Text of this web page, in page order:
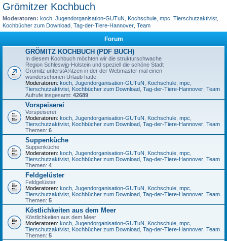
Grömitzer Kochbuch
Moderatoren: koch Jugendorganisation-GUTuN Kochschule mpc Tierschutzaktivist
Kochbücher zum Download Tag-der-Tiere-Hannover Team
Forum
GRÖMITZ KOCHBUCH (PDF BUCH)
In diesem Kochbuch möchten wir die strukturschwache
Region Schleswig-Holstein und speziell die schöne Stadt
Grömitz unterstÃ¼tzen in der der Webmaster mal einen
wunderschönen Urlaub hatte.
Moderatoren: koch, Jugendorganisation-GUTuN, Kochschule, mpc,
Tierschutzaktivist, Kochbücher zum Download, Tag-der-Tiere-Hannover, Team
Aufrufe insgesamt: 42689
Vorspeiserei
Vorspeiserei
Moderatoren: koch, Jugendorganisation-GUTuN, Kochschule, mpc,
Tierschutzaktivist, Kochbücher zum Download, Tag-der-Tiere-Hannover, Team
Themen: 6
Suppenküche
Suppenküche
Moderatoren: koch, Jugendorganisation-GUTuN, Kochschule, mpc,
Tierschutzaktivist, Kochbücher zum Download, Tag-der-Tiere-Hannover, Team
Themen: 4
Feldgelüster
Feldgelüster
Moderatoren: koch, Jugendorganisation-GUTuN, Kochschule, mpc,
Tierschutzaktivist, Kochbücher zum Download, Tag-der-Tiere-Hannover, Team
Themen: 5
Köstlichkeiten aus dem Meer
Köstlichkeiten aus dem Meer
Moderatoren: koch, Jugendorganisation-GUTuN, Kochschule, mpc,
Tierschutzaktivist, Kochbücher zum Download, Tag-der-Tiere-Hannover, Team
Themen: 5